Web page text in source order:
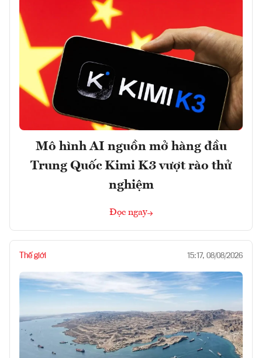
Mô hình AI nguồn mở hàng đầu
Trung Quốc Kimi K3 vượt rào thử
nghiệm
Đọc ngay
Thế giới 15:17, 08/08/2026